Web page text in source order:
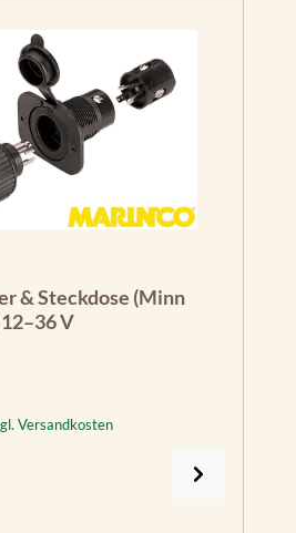
Bewertung von 4.93 von 5 Sternen
& Steckdose (Minn
V
Versandkosten